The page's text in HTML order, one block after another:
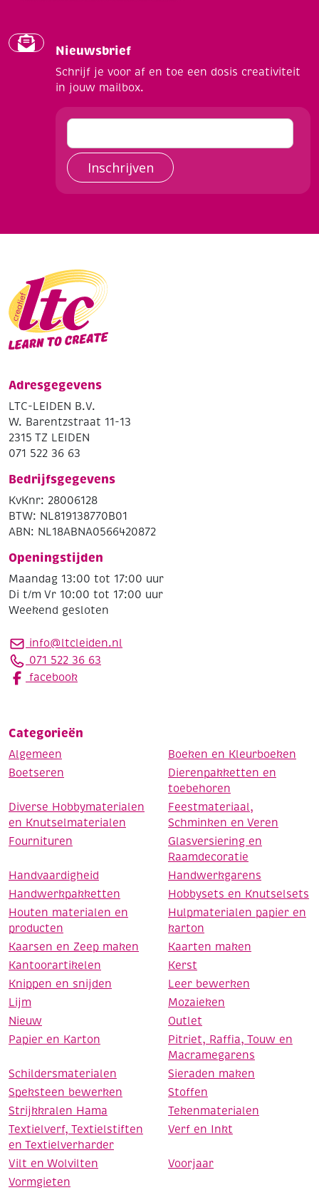
Nieuwsbrief
Schrijf je voor af en toe een dosis creativiteit
in jouw mailbox.
Inschrijven
Adresgegevens
LTC-LEIDEN B.V.
W. Barentzstraat 11-13
2315 TZ LEIDEN
071 522 36 63
Bedrijfsgegevens
KvKnr: 28006128
BTW: NL819138770B01
ABN: NL18ABNA0566420872
Openingstijden
Maandag 13:00 tot 17:00 uur
Di t/m Vr 10:00 tot 17:00 uur
Weekend gesloten
info@ltcleiden.nl
071 522 36 63
facebook
Categorieën
Algemeen
Boeken en Kleurboeken
Boetseren
Dierenpakketten en
toebehoren
Diverse Hobbymaterialen
en Knutselmaterialen
Feestmateriaal,
Schminken en Veren
Fournituren
Glasversiering en
Raamdecoratie
Handvaardigheid
Handwerkgarens
Handwerkpakketten
Hobbysets en Knutselsets
Houten materialen en
producten
Hulpmaterialen papier en
karton
Kaarsen en Zeep maken
Kaarten maken
Kantoorartikelen
Kerst
Knippen en snijden
Leer bewerken
Lijm
Mozaieken
Nieuw
Outlet
Papier en Karton
Pitriet, Raffia, Touw en
Macramegarens
Schildersmaterialen
Sieraden maken
Speksteen bewerken
Stoffen
Strijkkralen Hama
Tekenmaterialen
Textielverf, Textielstiften
en Textielverharder
Verf en Inkt
Vilt en Wolvilten
Voorjaar
Vormgieten